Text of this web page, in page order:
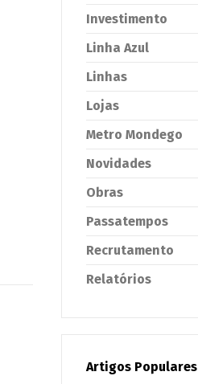
Investimento
Linha Azul
Linhas
Lojas
Metro Mondego
Novidades
Obras
Passatempos
Recrutamento
Relatórios
Artigos Populares